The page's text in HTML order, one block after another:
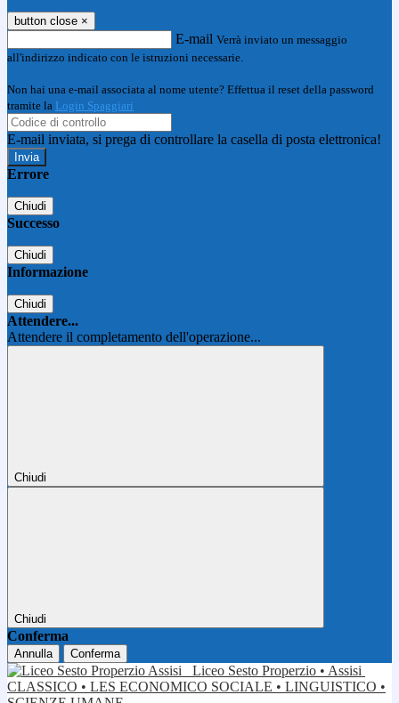
button close ×
E-mail Verrà inviato un messaggio
all'indirizzo indicato con le istruzioni necessarie.
Non hai una e-mail associata al nome utente? Effettua il reset della password
tramite la Login Spaggiari
E-mail inviata, si prega di controllare la casella di posta elettronica!
Errore
Chiudi
Successo
Chiudi
Informazione
Chiudi
Attendere...
Attendere il completamento dell'operazione...
Chiudi
Chiudi
Conferma
Annulla Conferma
Liceo Sesto Properzio • Assisi
CLASSICO • LES ECONOMICO SOCIALE • LINGUISTICO •